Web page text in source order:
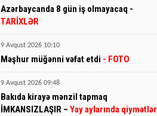
Azərbaycanda 8 gün iş olmayacaq -
TARİXLƏR
9 Avqust 2026 10:10
Məşhur müğənni vəfat etdi - FOTO
9 Avqust 2026 09:48
Bakıda kirayə mənzil tapmaq
İMKANSIZLAŞIR – Yay aylarında qiymətlər